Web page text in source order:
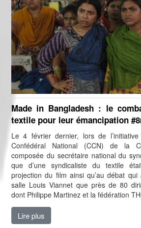
Made in Bangladesh : le
textile pour leur émancipation
Le 4 février dernier, lors de
Confédéral National (CCN) de la
composée du secrétaire national du
que d’une syndicaliste du textile
projection du film ainsi qu’au débat qui
salle Louis Viannet que près de 80
dont Philippe Martinez et la fédération
Lire plus